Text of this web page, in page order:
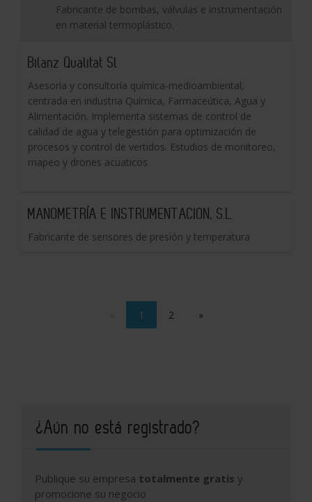
Fabricante de bombas, válvulas e instrumentación
en material termoplástico.
Bilanz Qualitat Sl
Asesoría y consultoría química-medioambiental,
centrada en industria Química, Farmaceútica, Agua y
Alimentación. Implementa sistemas de control de
calidad de agua y telegestión para optimización de
procesos y control de vertidos. Estudios de monitoreo,
mapeo y drones acuaticos
MANOMETRÍA E INSTRUMENTACION, S.L.
Fabricante de sensores de presión y temperatura
1 2 »
¿Aún no está registrado?
Publique su empresa totalmente gratis y
promocione su negocio